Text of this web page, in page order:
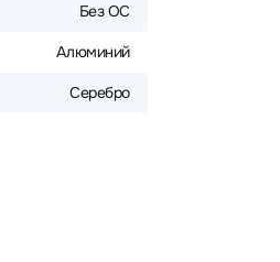
Без ОС
Алюминий
Серебро